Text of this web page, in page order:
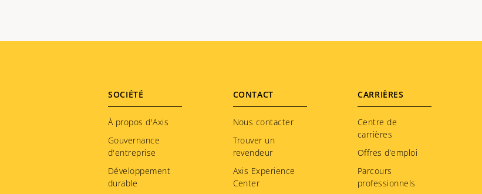
Footer
menu
SOCIÉTÉ
À propos d'Axis
Gouvernance
d'entreprise
Développement
durable
CONTACT
Nous contacter
Trouver un
revendeur
Axis Experience
Center
CARRIÈRES
Centre de
carrières
Offres d’emploi
Parcours
professionnels